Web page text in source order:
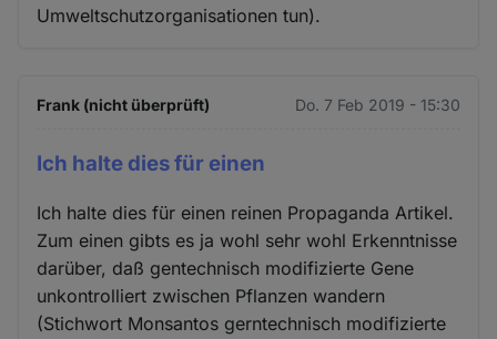
Umweltschutzorganisationen tun).
Frank (nicht überprüft) Do. 7 Feb 2019 - 15:30
Ich halte dies für einen
Ich halte dies für einen reinen Propaganda Artikel.
Zum einen gibts es ja wohl sehr wohl Erkenntnisse
darüber, daß gentechnisch modifizierte Gene
unkontrolliert zwischen Pflanzen wandern
(Stichwort Monsantos gerntechnisch modifizierte